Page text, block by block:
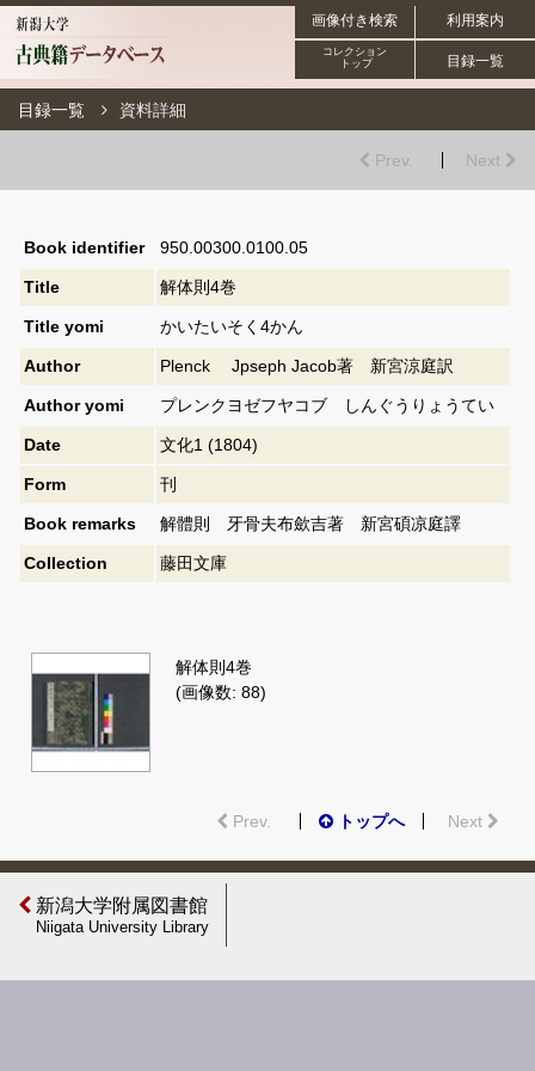
利用案内
画像付き検索
目録一覧
コレクション
トップ
目録一覧 資料詳細
Prev. Next
Book identifier 950.00300.0100.05
Title 解体則4巻
Title yomi かいたいそく4かん
Author Plenck Jpseph Jacob著 新宮涼庭訳
Author yomi プレンクヨゼフヤコブ しんぐうりょうてい
Date 文化1 (1804)
Form 刊
Book remarks 解體則 牙骨夫布歛吉著 新宮碩凉庭譯
Collection 藤田文庫
解体則4巻
(画像数: 88)
Prev. トップへ Next
新潟大学附属図書館
Niigata University Library